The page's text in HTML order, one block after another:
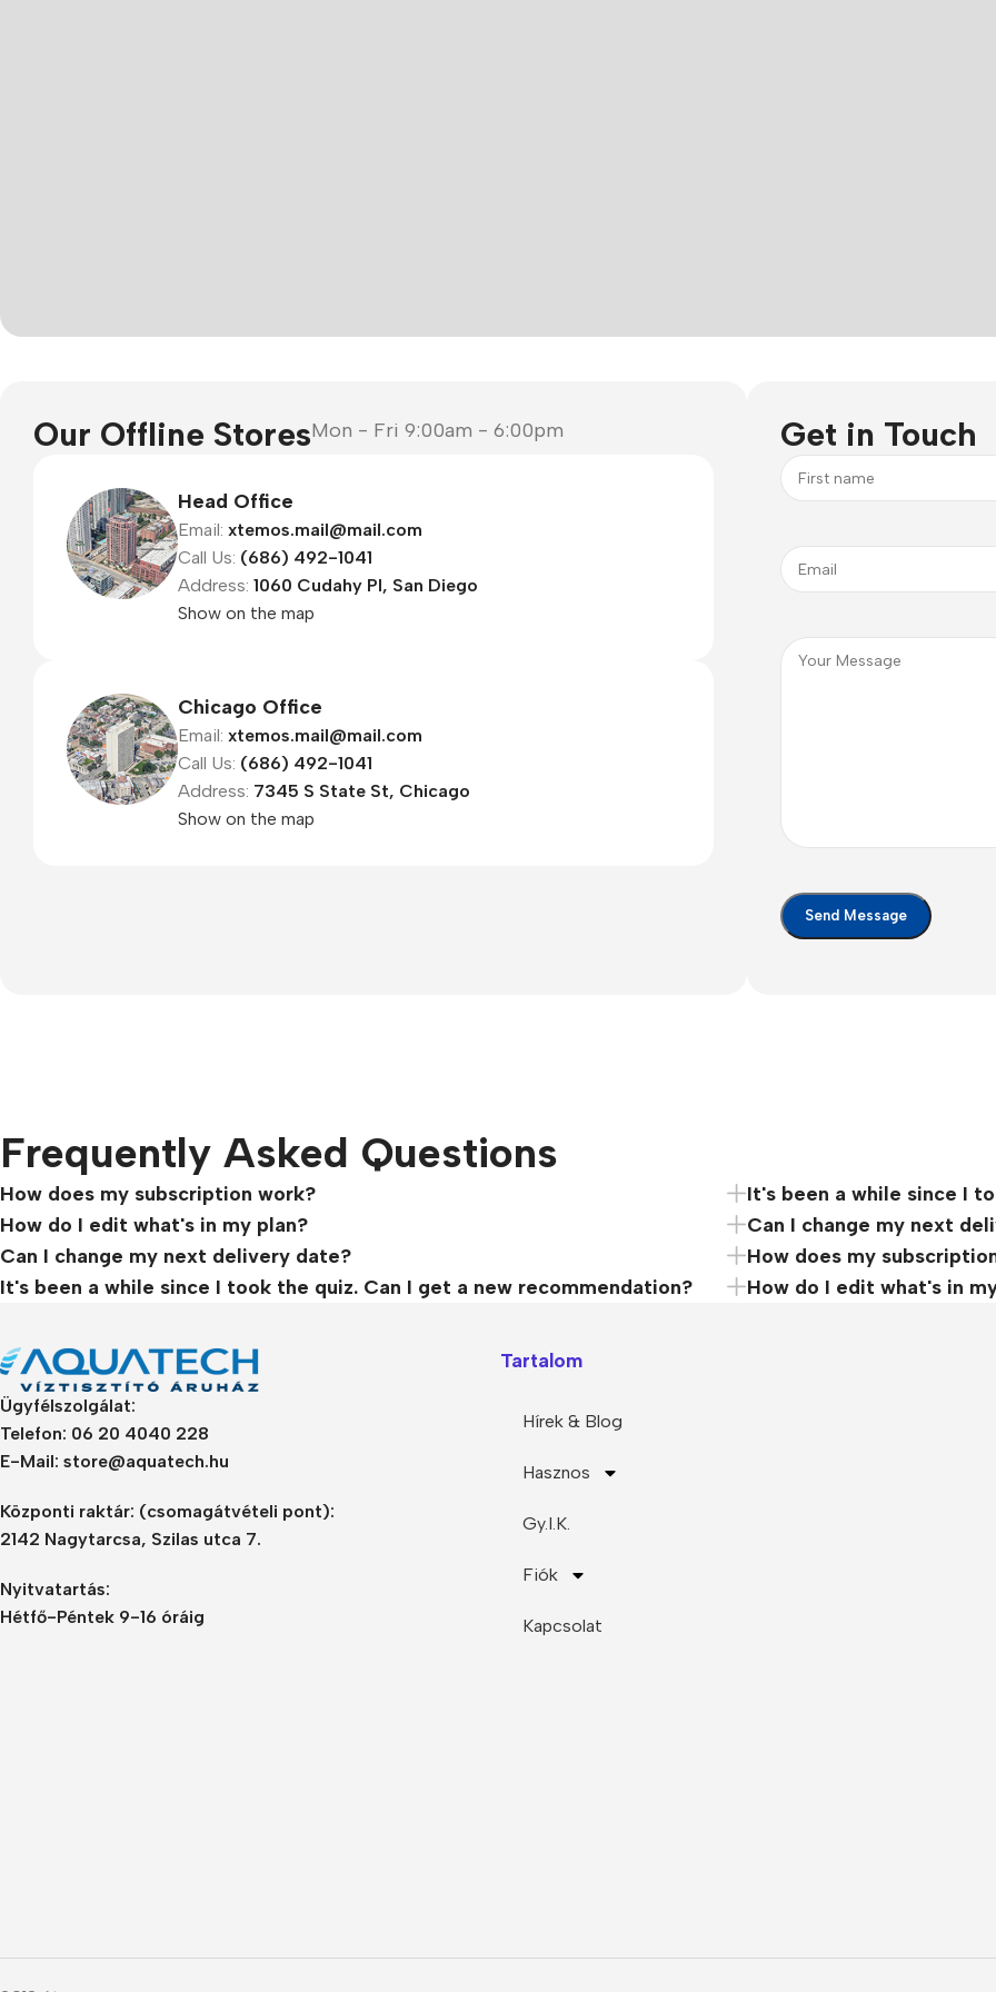
Apple
Motorola
Refurbished phones
Accessories
Memory cards
Car holders
Selfie sticks
Baseus
In-ear headphones
Bluetooth headsets
Power Devices
Data cables
Our Offline StoresMon - Fri 9:00am - 6:00pm
Head Office
Email: xtemos.mail@mail.com
Call Us: (686) 492-1041
Address: 1060 Cudahy Pl, San Diego
Show on the map
Chicago Office
Email: xtemos.mail@mail.com
Call Us: (686) 492-1041
Address: 7345 S State St, Chicago
Show on the map
Get in Touch
Frequently Asked Questions
How does my subscription work?
How do I edit what's in my plan?
Can I change my next delivery date?
It's been a while since I took the quiz. Can I get a new recommendation?
It's been a while since I
Can I change my next
How does my
How do I edit what's in
Ügyfélszolgálat:
Telefon: 06 20 4040 228
E-Mail: store@aquatech.hu
Központi raktár: (csomagátvételi pont):
2142 Nagytarcsa, Szilas utca 7.
Nyitvatartás:
Hétfő-Péntek 9-16 óráig
Tartalom
Hírek & Blog
Hasznos
Gy.I.K.
Fiók
Kapcsolat